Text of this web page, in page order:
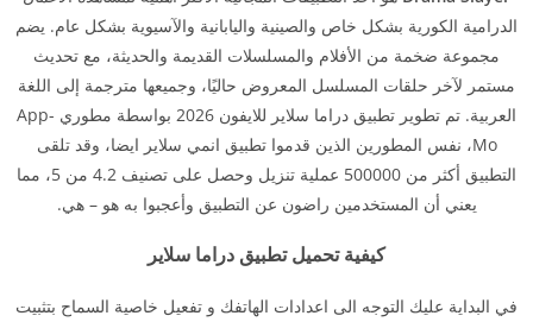
الدرامية الكورية بشكل خاص والصينية واليابانية والآسيوية بشكل عام. يضم
مجموعة ضخمة من الأفلام والمسلسلات القديمة والحديثة، مع تحديث
مستمر لآخر حلقات المسلسل المعروض حاليًا، وجميعها مترجمة إلى اللغة
العربية. تم تطوير تطبيق دراما سلاير للايفون 2026 بواسطة مطوري App-
Mo، نفس المطورين الذين قدموا تطبيق انمي سلاير ايضا، وقد تلقى
التطبيق أكثر من 500000 عملية تنزيل وحصل على تصنيف 4.2 من 5، مما
يعني أن المستخدمين راضون عن التطبيق وأعجبوا به هو – هي.
كيفية تحميل تطبيق دراما سلاير
في البداية عليك التوجه الى اعدادات الهاتفك و تفعيل خاصية السماح بتثبيت